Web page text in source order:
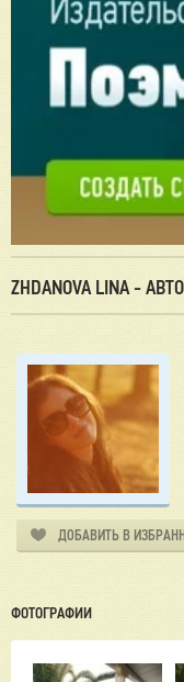
ZHDANOVA LINA -
ДОБАВИТЬ В
ФОТОГРАФИИ